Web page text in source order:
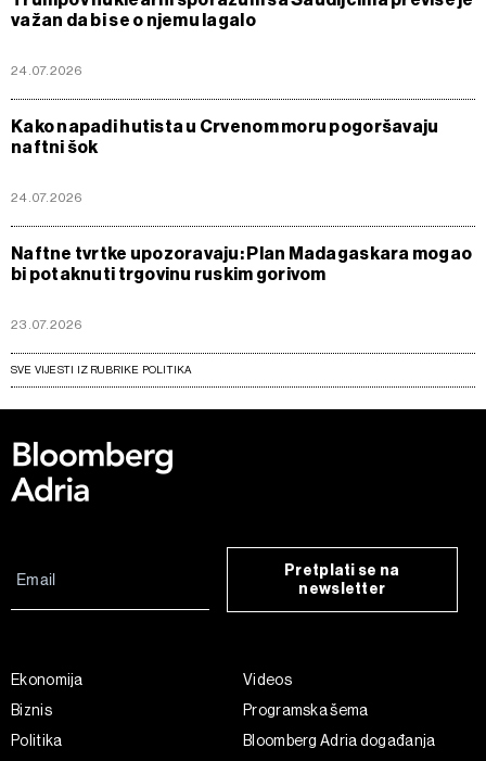
važan da bi se o njemu lagalo
24.07.2026
Kako napadi hutista u Crvenom moru pogoršavaju
naftni šok
24.07.2026
Naftne tvrtke upozoravaju: Plan Madagaskara mogao
bi potaknuti trgovinu ruskim gorivom
23.07.2026
SVE VIJESTI IZ RUBRIKE POLITIKA
Pretplati se na
newsletter
Ekonomija
Biznis
Politika
Videos
Programska šema
Bloomberg Adria događanja